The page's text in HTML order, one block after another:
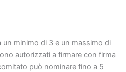
minimo di 3 e un massimo di
autorizzati a firmare con firma
può nominare fino a 5